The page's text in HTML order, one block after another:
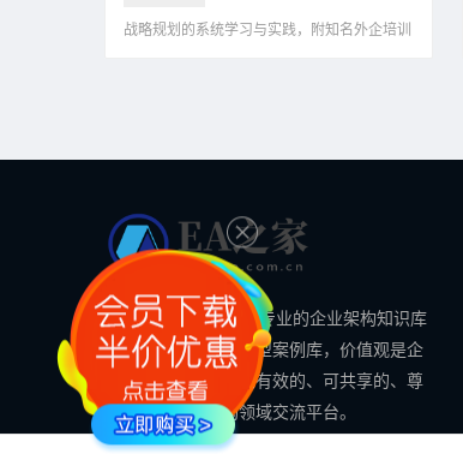
战略规划的系统学习与实践，附知名外企培训
EA之家的使命是做最专业的企业架构知识库
和最全面的数字化转型案例库，价值观是企
业架构领域专业的、有效的、可共享的、尊
重知识的企业架构领域交流平台。